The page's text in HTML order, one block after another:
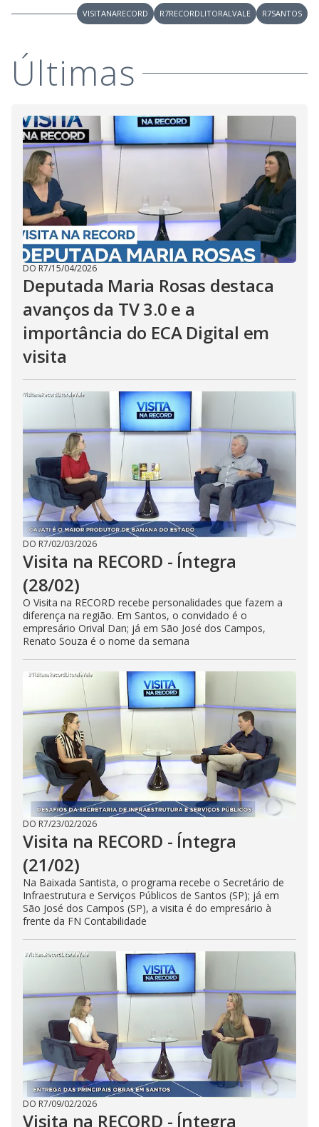
VISITANARECORD R7RECORDLITORALVALE R7SANTOS
Últimas
DO R7/15/04/2026
Deputada Maria Rosas destaca
avanços da TV 3.0 e a
importância do ECA Digital em
visita
DO R7/02/03/2026
Visita na RECORD - Íntegra
(28/02)
O Visita na RECORD recebe personalidades que fazem a
diferença na região. Em Santos, o convidado é o
empresário Orival Dan; já em São José dos Campos,
Renato Souza é o nome da semana
DO R7/23/02/2026
Visita na RECORD - Íntegra
(21/02)
Na Baixada Santista, o programa recebe o Secretário de
Infraestrutura e Serviços Públicos de Santos (SP); já em
São José dos Campos (SP), a visita é do empresário à
frente da FN Contabilidade
DO R7/09/02/2026
Visita na RECORD - Íntegra